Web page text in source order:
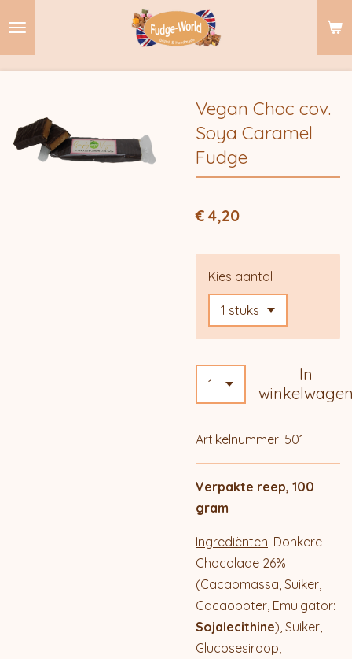
Vegan Choc cov.
Soya Caramel
Fudge
€ 4,20
Kies aantal
In
Artikelnummer: 501
Verpakte reep, 100
gram
Ingrediënten: Donkere
Chocolade 26%
(Cacaomassa, Suiker,
Cacaoboter, Emulgator:
Sojalecithine), Suiker,
Glucosesiroop,